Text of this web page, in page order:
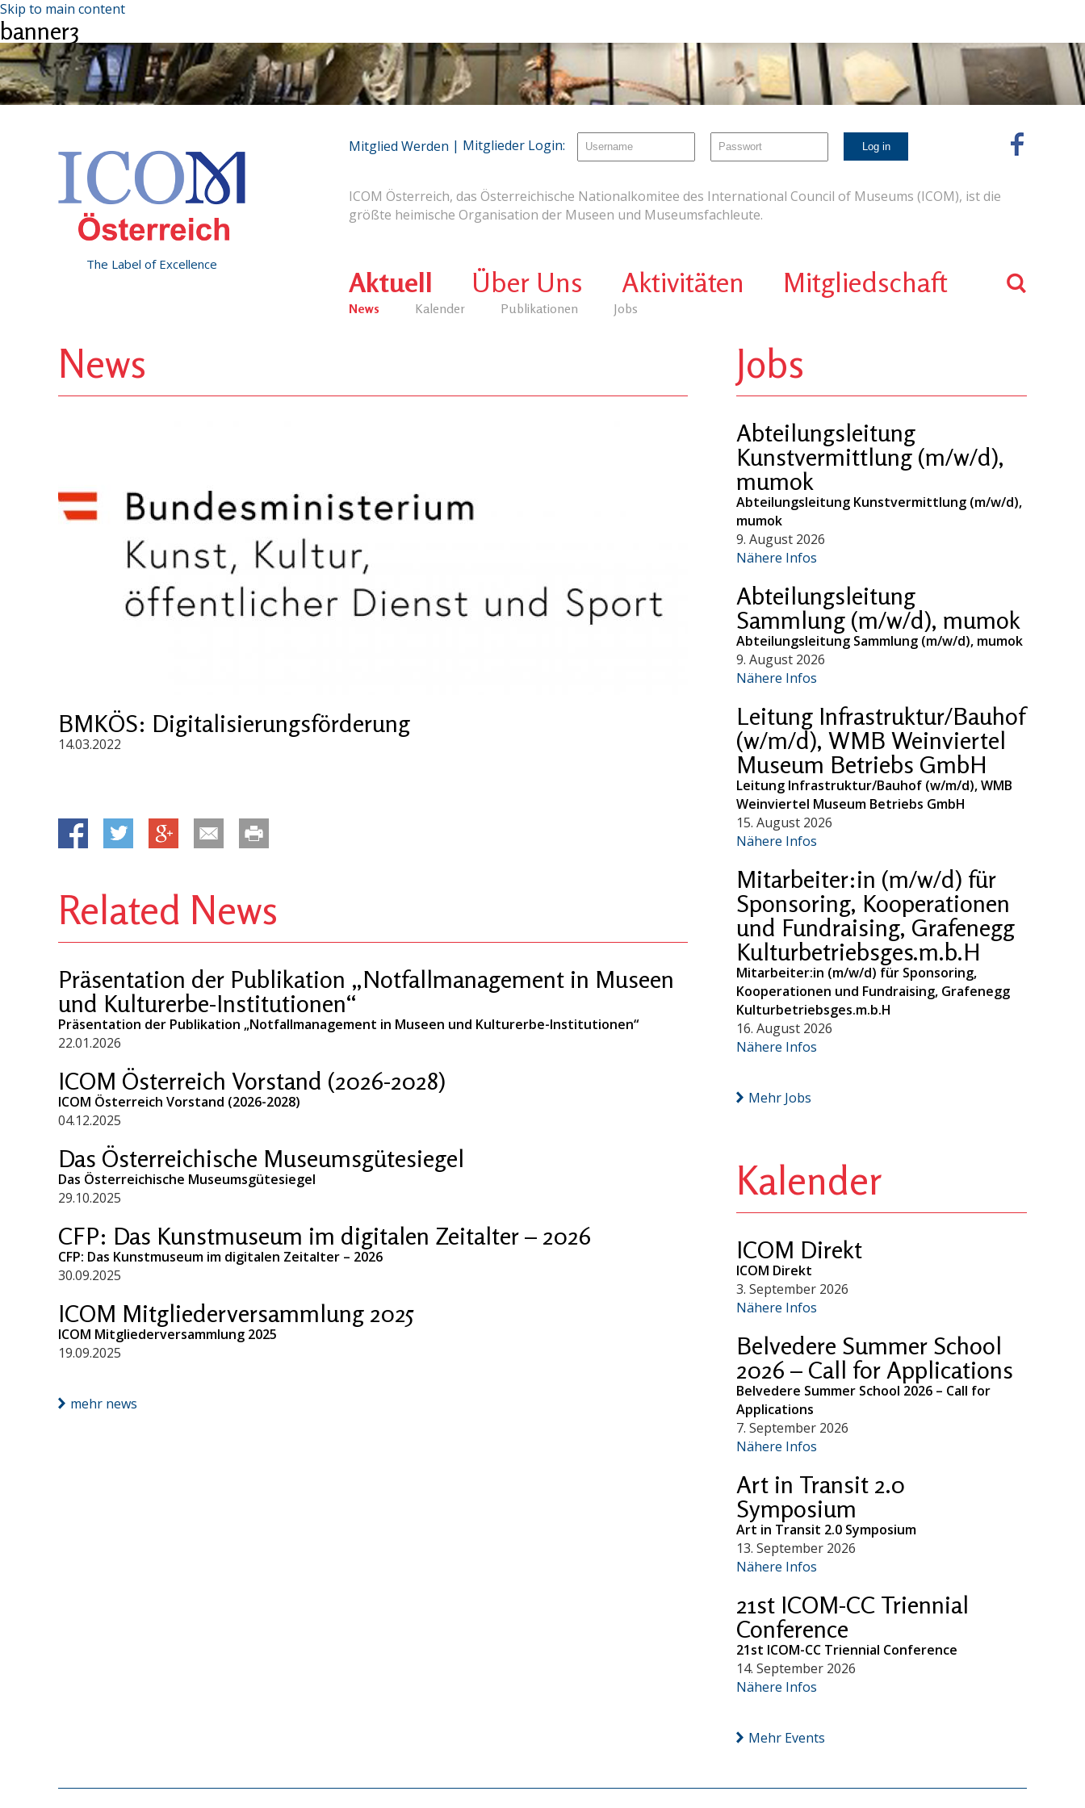
Skip to main content
banner3
The Label of Excellence
ICOM Österreich, das Österreichische Nationalkomitee des International Council of Museums (ICOM), ist die
größte heimische Organisation der Museen und Museumsfachleute.
Aktuell
News Kalender Publikationen Jobs
Über Uns Aktivitäten Mitgliedschaft
Mitglied Werden | Mitglieder Login:
News
BMKÖS: Digitalisierungsförderung
14.03.2022
Related News
Präsentation der Publikation „Notfallmanagement in Museen
und Kulturerbe-Institutionen“
Präsentation der Publikation „Notfallmanagement in Museen und Kulturerbe-Institutionen“
22.01.2026
ICOM Österreich Vorstand (2026-2028)
ICOM Österreich Vorstand (2026-2028)
04.12.2025
Das Österreichische Museumsgütesiegel
Das Österreichische Museumsgütesiegel
29.10.2025
CFP: Das Kunstmuseum im digitalen Zeitalter – 2026
CFP: Das Kunstmuseum im digitalen Zeitalter – 2026
30.09.2025
ICOM Mitgliederversammlung 2025
ICOM Mitgliederversammlung 2025
19.09.2025
mehr news
Jobs
Abteilungsleitung
Kunstvermittlung (m/w/d),
mumok
Abteilungsleitung Kunstvermittlung (m/w/d),
mumok
9. August 2026
Nähere Infos
Abteilungsleitung
Sammlung (m/w/d), mumok
Abteilungsleitung Sammlung (m/w/d), mumok
9. August 2026
Nähere Infos
Leitung Infrastruktur/Bauhof
(w/m/d), WMB Weinviertel
Museum Betriebs GmbH
Leitung Infrastruktur/Bauhof (w/m/d), WMB
Weinviertel Museum Betriebs GmbH
15. August 2026
Nähere Infos
Mitarbeiter:in (m/w/d) für
Sponsoring, Kooperationen
und Fundraising, Grafenegg
Kulturbetriebsges.m.b.H
Mitarbeiter:in (m/w/d) für Sponsoring,
Kooperationen und Fundraising, Grafenegg
Kulturbetriebsges.m.b.H
16. August 2026
Nähere Infos
Mehr Jobs
Kalender
ICOM Direkt
ICOM Direkt
3. September 2026
Nähere Infos
Belvedere Summer School
2026 – Call for Applications
Belvedere Summer School 2026 – Call for
Applications
7. September 2026
Nähere Infos
Art in Transit 2.0
Symposium
Art in Transit 2.0 Symposium
13. September 2026
Nähere Infos
21st ICOM-CC Triennial
Conference
21st ICOM-CC Triennial Conference
14. September 2026
Nähere Infos
Mehr Events